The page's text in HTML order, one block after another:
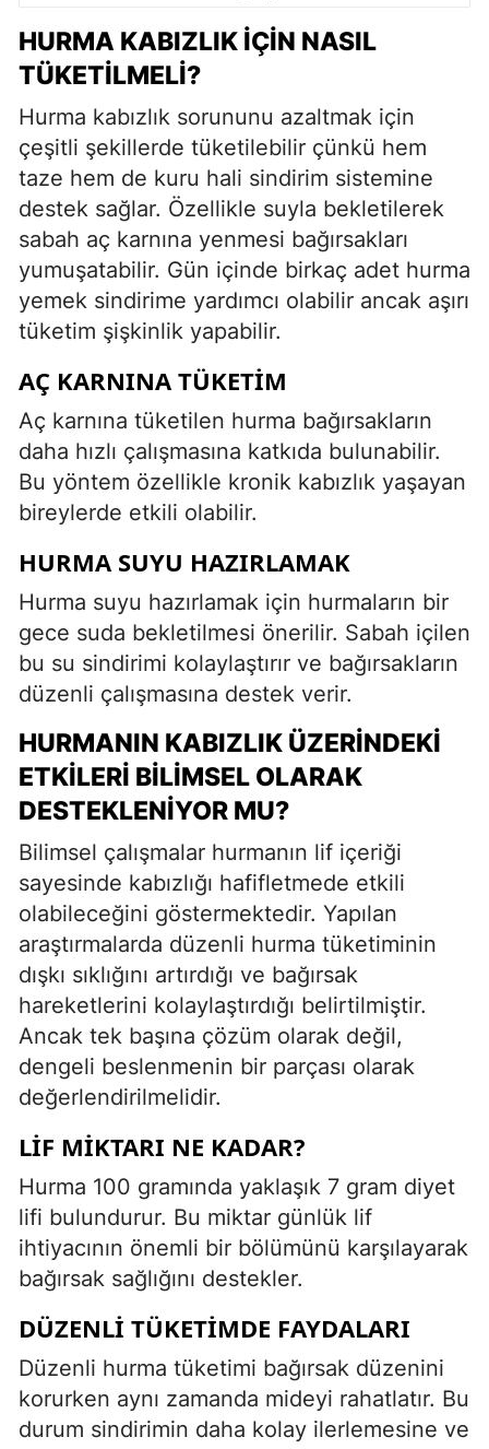
HURMA KABIZLIK İÇIN NASIL
TÜKETILMELI?
Hurma kabızlık sorununu azaltmak için
çeşitli şekillerde tüketilebilir çünkü hem
taze hem de kuru hali sindirim sistemine
destek sağlar. Özellikle suyla bekletilerek
sabah aç karnına yenmesi bağırsakları
yumuşatabilir. Gün içinde birkaç adet hurma
yemek sindirime yardımcı olabilir ancak aşırı
tüketim şişkinlik yapabilir.
AÇ KARNINA TÜKETIM
Aç karnına tüketilen hurma bağırsakların
daha hızlı çalışmasına katkıda bulunabilir.
Bu yöntem özellikle kronik kabızlık yaşayan
bireylerde etkili olabilir.
HURMA SUYU HAZIRLAMAK
Hurma suyu hazırlamak için hurmaların bir
gece suda bekletilmesi önerilir. Sabah içilen
bu su sindirimi kolaylaştırır ve bağırsakların
düzenli çalışmasına destek verir.
HURMANIN KABIZLIK ÜZERINDEKI
ETKILERI BILIMSEL OLARAK
DESTEKLENIYOR MU?
Bilimsel çalışmalar hurmanın lif içeriği
sayesinde kabızlığı hafifletmede etkili
olabileceğini göstermektedir. Yapılan
araştırmalarda düzenli hurma tüketiminin
dışkı sıklığını artırdığı ve bağırsak
hareketlerini kolaylaştırdığı belirtilmiştir.
Ancak tek başına çözüm olarak değil,
dengeli beslenmenin bir parçası olarak
değerlendirilmelidir.
LIF MIKTARI NE KADAR?
Hurma 100 gramında yaklaşık 7 gram diyet
lifi bulundurur. Bu miktar günlük lif
ihtiyacının önemli bir bölümünü karşılayarak
bağırsak sağlığını destekler.
DÜZENLI TÜKETIMDE FAYDALARI
Düzenli hurma tüketimi bağırsak düzenini
korurken aynı zamanda mideyi rahatlatır. Bu
durum sindirimin daha kolay ilerlemesine ve